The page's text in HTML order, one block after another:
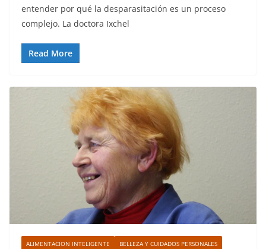
entender por qué la desparasitación es un proceso
complejo. La doctora Ixchel
Read More
ALIMENTACION INTELIGENTE
BELLEZA Y CUIDADOS PERSONALES